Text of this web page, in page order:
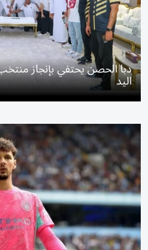
دبا الحصن يحتفي بإنجاز
اليد